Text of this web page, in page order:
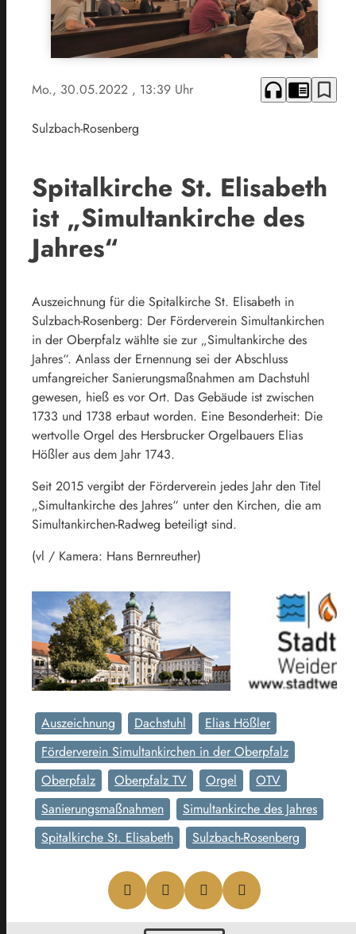
Mo., 30.05.2022 , 13:39 Uhr headphones chrome_reader_mode bookmark_border
Sulzbach-Rosenberg
Spitalkirche St. Elisabeth
ist „Simultankirche des
Jahres“
Auszeichnung für die Spitalkirche St. Elisabeth in
Sulzbach-Rosenberg: Der Förderverein Simultankirchen
in der Oberpfalz wählte sie zur „Simultankirche des
Jahres“. Anlass der Ernennung sei der Abschluss
umfangreicher Sanierungsmaßnahmen am Dachstuhl
gewesen, hieß es vor Ort. Das Gebäude ist zwischen
1733 und 1738 erbaut worden. Eine Besonderheit: Die
wertvolle Orgel des Hersbrucker Orgelbauers Elias
Hößler aus dem Jahr 1743.
Seit 2015 vergibt der Förderverein jedes Jahr den Titel
„Simultankirche des Jahres“ unter den Kirchen, die am
Simultankirchen-Radweg beteiligt sind.
(vl / Kamera: Hans Bernreuther)
Auszeichnung Dachstuhl
Elias Hößler
Förderverein Simultankirchen in der Oberpfalz
Oberpfalz
Oberpfalz TV Orgel
OTV
Sanierungsmaßnahmen
Simultankirche des Jahres
Spitalkirche St. Elisabeth
Sulzbach-Rosenberg